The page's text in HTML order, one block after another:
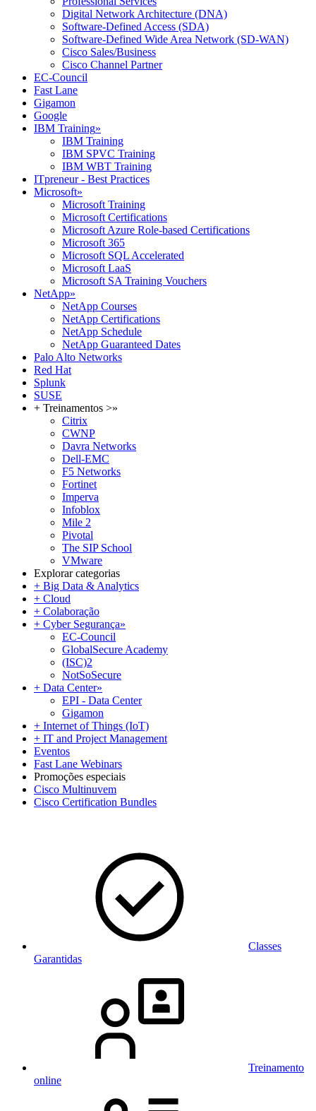
Digital Network Architecture (DNA)
Software-Defined Access (SDA)
Software-Defined Wide Area Network (SD-WAN)
Cisco Sales/Business
Cisco Channel Partner
EC-Council
Fast Lane
Gigamon
Google
IBM Training»
IBM Training
IBM SPVC Training
IBM WBT Training
ITpreneur - Best Practices
Microsoft»
Microsoft Training
Microsoft Certifications
Microsoft Azure Role-based Certifications
Microsoft 365
Microsoft SQL Accelerated
Microsoft LaaS
Microsoft SA Training Vouchers
NetApp»
NetApp Courses
NetApp Certifications
NetApp Schedule
NetApp Guaranteed Dates
Palo Alto Networks
Red Hat
Splunk
SUSE
+ Treinamentos >»
Citrix
CWNP
Davra Networks
Dell-EMC
F5 Networks
Fortinet
Imperva
Infoblox
Mile 2
Pivotal
The SIP School
VMware
Explorar categorias
+ Big Data & Analytics
+ Cloud
+ Colaboração
+ Cyber Segurança»
EC-Council
GlobalSecure Academy
(ISC)2
NotSoSecure
+ Data Center»
EPI - Data Center
Gigamon
+ Internet of Things (IoT)
+ IT and Project Management
Eventos
Fast Lane Webinars
Promoções especiais
Cisco Multinuvem
Cisco Certification Bundles
Classes
Garantidas
Treinamento
online